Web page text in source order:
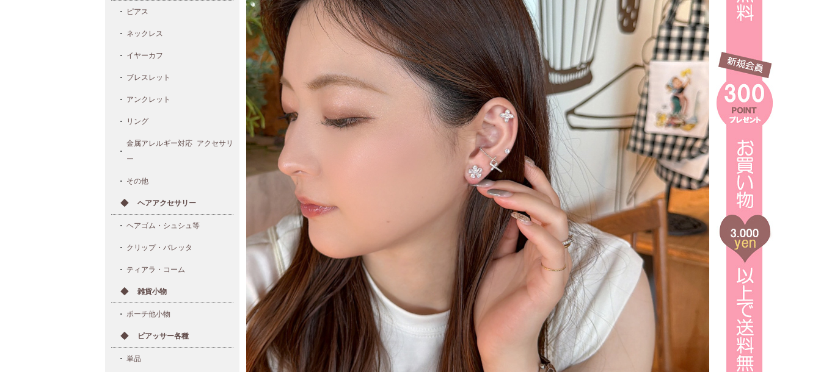
ピアス
ネックレス
イヤーカフ
ブレスレット
アンクレット
リング
金属アレルギー対応 アクセサリ
ー
その他
ヘアアクセサリー
ヘアゴム・シュシュ等
クリップ・バレッタ
ティアラ・コーム
雑貨小物
ポーチ他小物
ピアッサー各種
単品